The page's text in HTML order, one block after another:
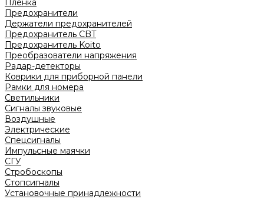
Пленка
Предохранители
Держатели предохранителей
Предохранитель CBT
Предохранитель Koito
Преобразователи напряжения
Радар-детекторы
Коврики для приборной панели
Рамки для номера
Светильники
Сигналы звуковые
Воздушные
Электрические
Спецсигналы
Импульсные маячки
СГУ
Стробоскопы
Стопсигналы
Установочные принадлежности